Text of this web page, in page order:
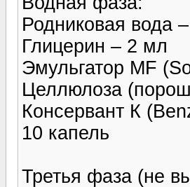
Родниковая вода
Глицерин – 2 мл
Эмульгатор MF
Целлюлоза
Консервант К
10 капель
Третья фаза (не